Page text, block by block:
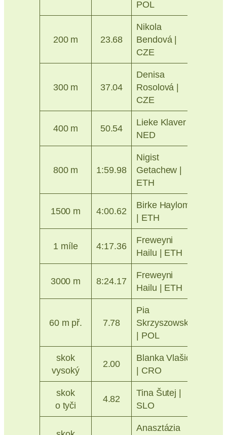
POL
200 m 23.68
Nikola
Bendová |
CZE
300 m 37.04
Denisa
Rosolová |
CZE
400 m 50.54
Lieke Klaver |
NED
800 m 1:59.98
Nigist
Getachew |
ETH
1500 m 4:00.62
Birke Haylom
| ETH
1 míle 4:17.36
Freweyni
Hailu | ETH
3000 m 8:24.17
Freweyni
Hailu | ETH
60 m př. 7.78
Pia
Skrzyszowska
| POL
skok
vysoký
2.00
Blanka Vlašić
| CRO
skok
o tyči
4.82
Tina Šutej |
SLO
Anasztázia